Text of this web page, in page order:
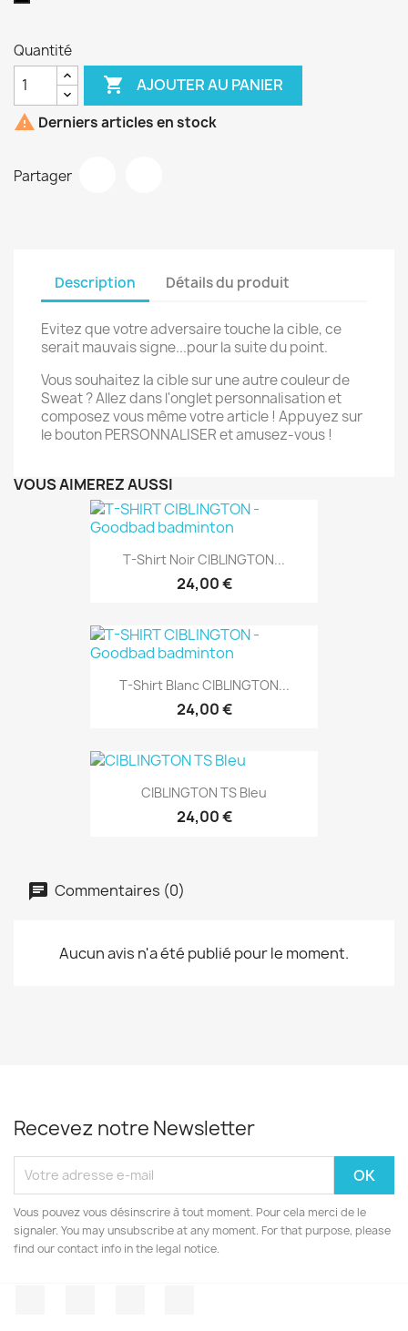
Quantité
 AJOUTER AU PANIER
 Derniers articles en stock
Partager
Description Détails du produit
Evitez que votre adversaire touche la cible, ce
serait mauvais signe...pour la suite du point.
Vous souhaitez la cible sur une autre couleur de
Sweat ? Allez dans l'onglet personnalisation et
composez vous même votre article ! Appuyez sur
le bouton PERSONNALISER et amusez-vous !
VOUS AIMEREZ AUSSI
T-Shirt Noir CIBLINGTON...
24,00 €
T-Shirt Blanc CIBLINGTON...
24,00 €
CIBLINGTON TS Bleu
24,00 €
Commentaires (0)
Aucun avis n'a été publié pour le moment.
Recevez notre Newsletter
Vous pouvez vous désinscrire à tout moment. Pour cela merci de le
signaler. You may unsubscribe at any moment. For that purpose, please
find our contact info in the legal notice.